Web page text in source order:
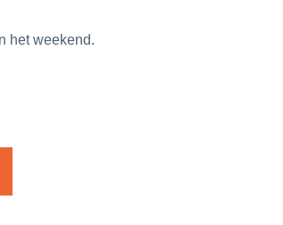
het weekend.